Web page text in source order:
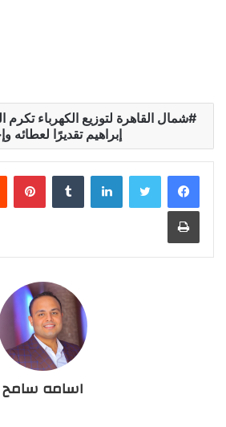
شمال القاهرة لتوزيع الكهرباء
إبراهيم تقديرًا لعطائه
لينكدإن
طباعة
اسامه سامح